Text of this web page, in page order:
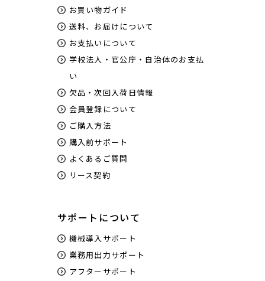
お買い物ガイド
送料、お届けについて
お支払いについて
学校法人・官公庁・自治体のお支払
い
欠品・次回入荷日情報
会員登録について
ご購入方法
購入前サポート
よくあるご質問
リース契約
サポートについて
機械導入サポート
業務用出力サポート
アフターサポート